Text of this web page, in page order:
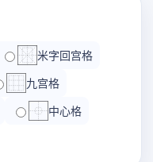
米字回宫格
九宫格
中心格